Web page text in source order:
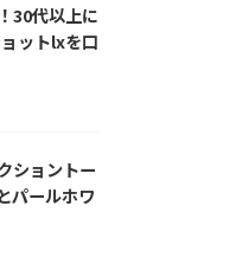
30代以上に
ットlxを口
ショントー
パールホワ